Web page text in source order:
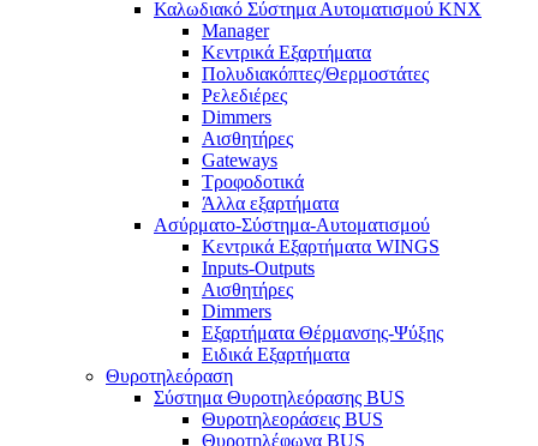
Καλωδιακό Σύστημα Αυτοματισμού KNX
Manager
Κεντρικά Εξαρτήματα
Πολυδιακόπτες/Θερμοστάτες
Ρελεδιέρες
Dimmers
Αισθητήρες
Gateways
Τροφοδοτικά
Άλλα εξαρτήματα
Ασύρματο-Σύστημα-Αυτοματισμού
Κεντρικά Εξαρτήματα WINGS
Inputs-Outputs
Αισθητήρες
Dimmers
Εξαρτήματα Θέρμανσης-Ψύξης
Ειδικά Εξαρτήματα
Θυροτηλεόραση
Σύστημα Θυροτηλεόρασης BUS
Θυροτηλεοράσεις BUS
Θυροτηλέφωνα BUS